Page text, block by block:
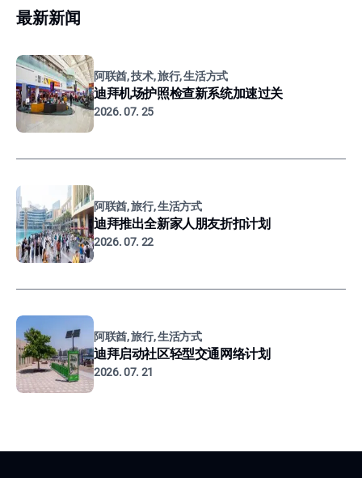
最新新闻
阿联酋, 技术, 旅行, 生活方式
迪拜机场护照检查新系统加速过关
2026. 07. 25
阿联酋, 旅行, 生活方式
迪拜推出全新家人朋友折扣计划
2026. 07. 22
阿联酋, 旅行, 生活方式
迪拜启动社区轻型交通网络计划
2026. 07. 21